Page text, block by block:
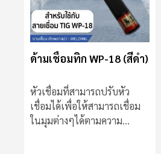
ด้ามเชื่อมทิก WP-18 (สีดำ)
หัวเชื่อมที่สามารถปรับหัว
เชื่อมได้เพื่อให้สามารถเชื่อม
ในมุมต่างๆได้ตามความ